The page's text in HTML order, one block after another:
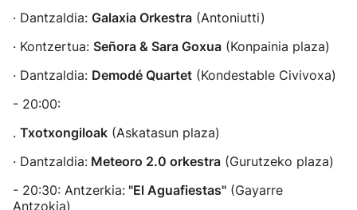
· Dantzaldia: Galaxia Orkestra (Antoniutti)
· Kontzertua: Señora & Sara Goxua (Konpainia plaza)
· Dantzaldia: Demodé Quartet (Kondestable Civivoxa)
- 20:00:
. Txotxongiloak (Askatasun plaza)
· Dantzaldia: Meteoro 2.0 orkestra (Gurutzeko plaza)
- 20:30: Antzerkia: "El Aguafiestas" (Gayarre
Antzokia)